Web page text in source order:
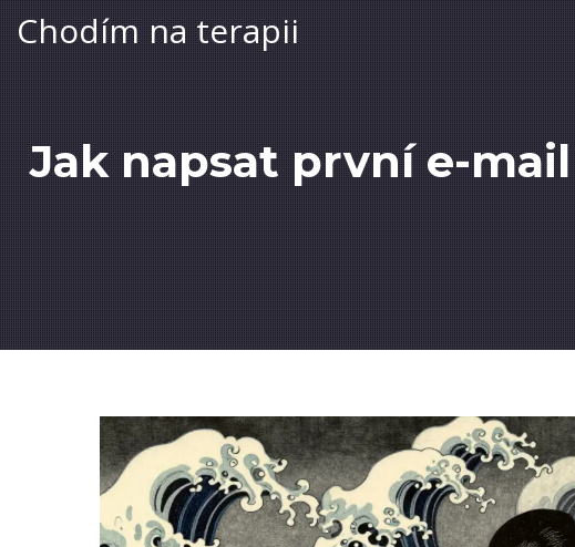
Chodím na terapii
Jak napsat první e-